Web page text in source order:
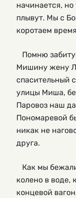
начинается,
плывут. Мы с
коротаем
Помню
Мишину жену
спасительный
улицы Миша,
Паровоз наш
Пономаревой
никак не
друга.
Как мы
колено в воде,
концевой